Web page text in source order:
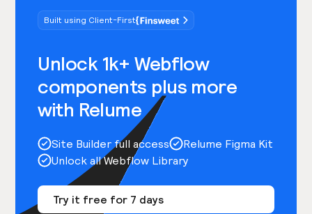
Built using Client-First
Unlock 1k+ Webflow
components plus more
with Relume
Site Builder full access
Relume Figma Kit
Unlock all Webflow Library
Try it free for 7 days